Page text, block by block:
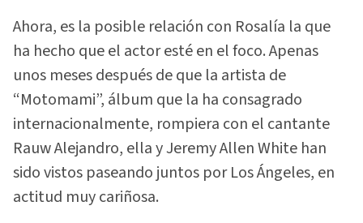
Ahora, es la posible relación con Rosalía la que
ha hecho que el actor esté en el foco. Apenas
unos meses después de que la artista de
“Motomami”, álbum que la ha consagrado
internacionalmente, rompiera con el cantante
Rauw Alejandro, ella y Jeremy Allen White han
sido vistos paseando juntos por Los Ángeles, en
actitud muy cariñosa.